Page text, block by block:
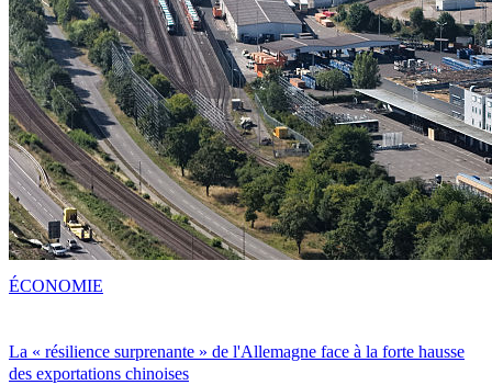
La « résilience surprenante » de l'Allemagne face à la forte hausse
des exportations chinoises
ÉCONOMIE